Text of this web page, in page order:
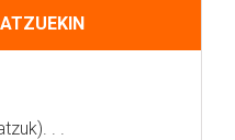
. .